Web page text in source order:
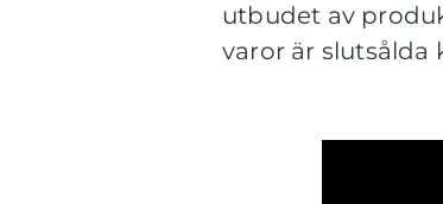
utbudet av
varor är slutsålda